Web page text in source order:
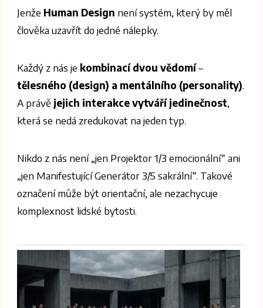
Jenže Human Design není systém, který by měl
člověka uzavřít do jedné nálepky.
Každý z nás je kombinací dvou vědomí–
tělesného (design) a mentálního (personality).
A právě jejich interakce vytváří jedinečnost,
která se nedá zredukovat na jeden typ.
Nikdo z nás není „jen Projektor 1/3 emocionální“ ani
„jen Manifestující Generátor 3/5 sakrální“. Takové
označení může být orientační, ale nezachycuje
komplexnost lidské bytosti.